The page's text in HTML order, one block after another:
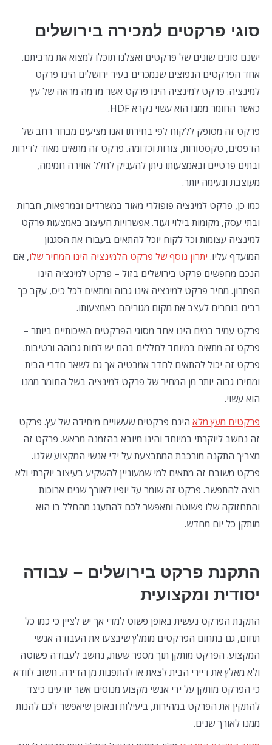
סוגי פרקטים למכירה בירושלים
ישנם סוגים שונים של פרקטים ואצלנו תוכלו למצוא את מרביתם.
אחד הפרקטים הנפוצים שנמכרים בעיר ירושלים הינו פרקט
למינציה. פרקט למינציה הינו פרקט אשר מדמה מראה של עץ
כאשר החומר ממנו הוא עשוי נקרא HDF.
פרקט זה מסופק ללקוח לפי בחירתו ואנו מציעים מבחר רחב של
הדפסים, טקסטורות, צורות וכדומה. פרקט זה מתאים מאוד לדירות
ובתים פרטיים ובאמצעותו ניתן להעניק לחלל אווירה חמימה,
מעוצבת ונעימה יותר.
כמו כן, פרקט למינציה פופולרי מאוד במשרדים ובמרפאות, חברות
ובתי עסק, מקומות בילוי ועוד. אפשרויות העיצוב באמצעות פרקט
למינציה עצומות וכל לקוח יוכל להתאים בעבורו את הסגנון
המועדף עליו. יתרון נוסף של פרקט הלמינציה הינו המחיר שלו, אם
הנכם מחפשים פרקט בירושלים בזול – פרקט למינציה הינו
הפתרון. מחיר פרקט למינציה אינו גבוה ומתאים לכל כיס, עקב כך
רבים בוחרים לעצב את מקום מגוריהם באמצעותו.
פרקט עמיד במים הינו אחד מסוגי הפרקטים האיכותיים ביותר –
פרקט זה מתאים במיוחד לחללים בהם יש לחות גבוהה ורטיבות.
פרקט זה יכול להתאים לחדר אמבטיה אך גם לשאר חדרי הבית
ומחירו גבוה יותר מן המחיר של פרקט למינציה בשל החומר ממנו
הוא עשוי.
פרקטים מעץ מלא הינם פרקטים שעשויים מיחידה של עץ. פרקט
זה נחשב ליוקרתי במיוחד והינו מיובא בהזמנה מראש. פרקט זה
מצריך התקנה מורכבת המתבצעת על ידי אנשי המקצוע שלנו.
פרקט משובח זה מתאים למי שמעוניין להשקיע בעיצוב יוקרתי ולא
רוצה להתפשר. פרקט זה שומר על יופיו לאורך שנים ארוכות
והתחזוקה שלו פשוטה ותאפשר לכם להתענג מהחלל בו הוא
מותקן כל יום מחדש.
התקנת פרקט בירושלים – עבודה
יסודית ומקצועית
התקנת הפרקט נעשית באופן פשוט למדי אך יש לציין כי כמו כל
תחום, גם בתחום הפרקטים מומלץ שיבצעו את העבודה אנשי
המקצוע. הפרקט מותקן תוך מספר שעות, נחשב לעבודה פשוטה
ולא מאלץ את דיירי הבית לצאת או להתפנות מן הדירה. חשוב לוודא
כי הפרקט מותקן על ידי אנשי מקצוע מנוסים אשר יודעים כיצד
להתקין את הפרקט במהירות, ביעילות ובאופן שיאפשר לכם להנות
ממנו לאורך שנים.